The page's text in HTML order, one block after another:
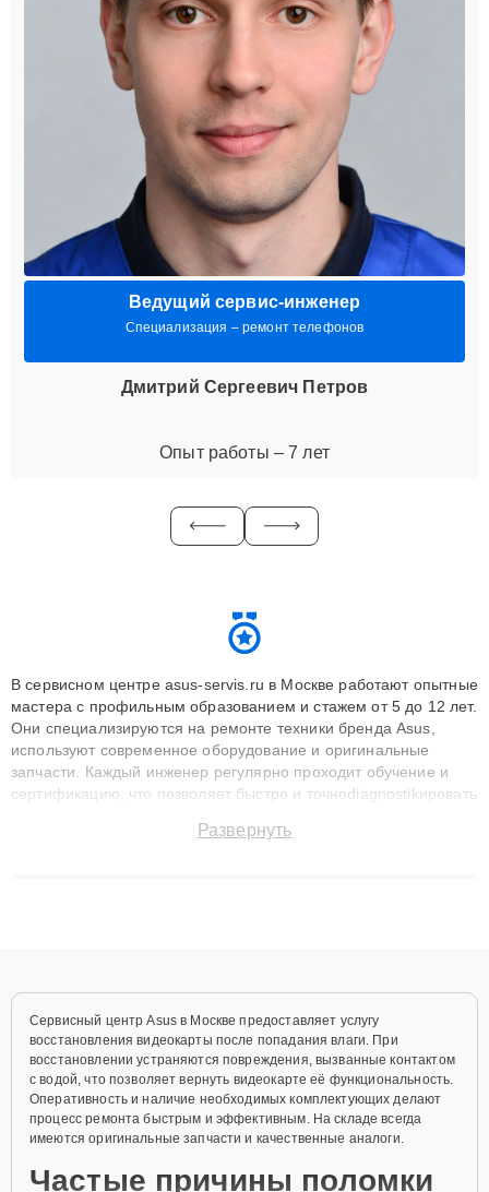
Ведущий сервис-инженер
Специализация – ремонт телефонов
Дмитрий Сергеевич Петров
Опыт работы – 7 лет
В сервисном центре asus-servis.ru в Москве работают опытные
мастера с профильным образованием и стажем от 5 до 12 лет.
Они специализируются на ремонте техники бренда Asus,
используют современное оборудование и оригинальные
запчасти. Каждый инженер регулярно проходит обучение и
сертификацию, что позволяет быстро и точноdiagnostikировать
до 3 лет. Наши мастера решают сложные случаи: от замены
Развернуть
Сервисный центр Asus в Москве предоставляет услугу
восстановления видеокарты после попадания влаги. При
восстановлении устраняются повреждения, вызванные контактом
с водой, что позволяет вернуть видеокарте её функциональность.
Оперативность и наличие необходимых комплектующих делают
процесс ремонта быстрым и эффективным. На складе всегда
имеются оригинальные запчасти и качественные аналоги.
Частые причины поломки